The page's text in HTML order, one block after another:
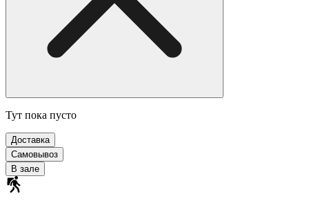
Тут пока пусто
Доставка
Самовывоз
В зале